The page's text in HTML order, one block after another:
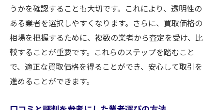
うかを確認することも大切です。これにより、透明性の
ある業者を選択しやすくなります。さらに、買取価格の
相場を把握するために、複数の業者から査定を受け、比
較することが重要です。これらのステップを踏むこと
で、適正な買取価格を得ることができ、安心して取引を
進めることができます。